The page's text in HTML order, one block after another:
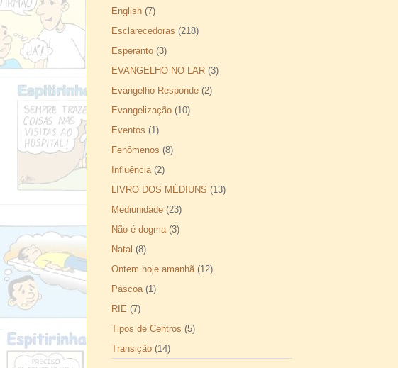
English (7)
Esclarecedoras (218)
Esperanto (3)
EVANGELHO NO LAR (3)
Evangelho Responde (2)
Evangelização (10)
Eventos (1)
Fenômenos (8)
Influência (2)
LIVRO DOS MÉDIUNS (13)
Mediunidade (23)
Não é dogma (3)
Natal (8)
Ontem hoje amanhã (12)
Páscoa (1)
RIE (7)
Tipos de Centros (5)
Transição (14)